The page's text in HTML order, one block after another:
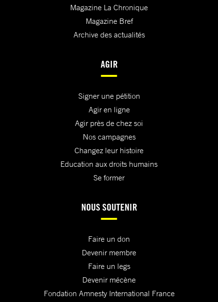
Magazine La Chronique
Magazine Bref
Archive des actualités
AGIR
Signer une pétition
Agir en ligne
Agir près de chez soi
Nos campagnes
Changez leur histoire
Education aux droits humains
Se former
NOUS SOUTENIR
Faire un don
Devenir membre
Faire un legs
Devenir mécène
Fondation Amnesty International France